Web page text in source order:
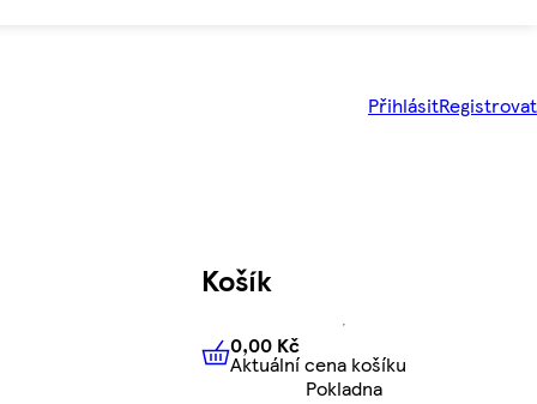
PřihlásitRegistrovat
Košík
0,00 KčAktuální cena košíku
0,00 Kč
Aktuální cena košíku
Pokladna